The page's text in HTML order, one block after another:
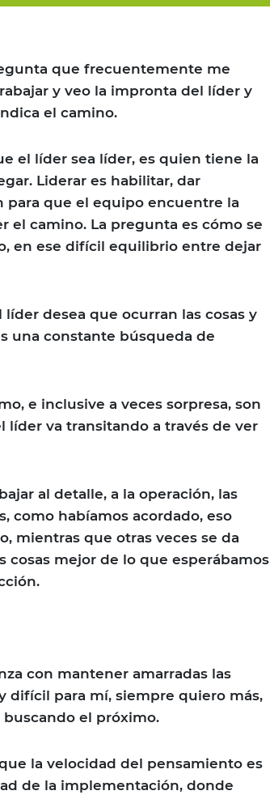
que frecuentemente me
y veo la impronta del líder y
el camino.
el líder sea líder, es quien tiene la
Liderar es habilitar, dar
para que el equipo encuentre la
el camino. La pregunta es cómo se
en ese difícil equilibrio entre dejar
desea que ocurran las cosas y
una constante búsqueda de
e inclusive a veces sorpresa, son
líder va transitando a través de ver
al detalle, a la operación, las
como habíamos acordado, eso
mientras que otras veces se da
cosas mejor de lo que esperábamos
con mantener amarradas las
difícil para mí, siempre quiero más,
buscando el próximo.
la velocidad del pensamiento es
de la implementación, donde